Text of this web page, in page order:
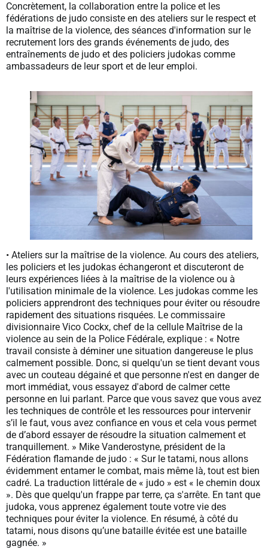
Concrètement, la collaboration entre la police et les
fédérations de judo consiste en des ateliers sur le respect et
la maîtrise de la violence, des séances d'information sur le
recrutement lors des grands événements de judo, des
entraînements de judo et des policiers judokas comme
ambassadeurs de leur sport et de leur emploi.
• Ateliers sur la maîtrise de la violence. Au cours des ateliers,
les policiers et les judokas échangeront et discuteront de
leurs expériences liées à la maîtrise de la violence ou à
l'utilisation minimale de la violence. Les judokas comme les
policiers apprendront des techniques pour éviter ou résoudre
rapidement des situations risquées. Le commissaire
divisionnaire Vico Cockx, chef de la cellule Maîtrise de la
violence au sein de la Police Fédérale, explique : « Notre
travail consiste à déminer une situation dangereuse le plus
calmement possible. Donc, si quelqu'un se tient devant vous
avec un couteau dégainé et que personne n'est en danger de
mort immédiat, vous essayez d'abord de calmer cette
personne en lui parlant. Parce que vous savez que vous avez
les techniques de contrôle et les ressources pour intervenir
s’il le faut, vous avez confiance en vous et cela vous permet
de d’abord essayer de résoudre la situation calmement et
tranquillement. » Mike Vanderostyne, président de la
Fédération flamande de judo : « Sur le tatami, nous allons
évidemment entamer le combat, mais même là, tout est bien
cadré. La traduction littérale de « judo » est « le chemin doux
». Dès que quelqu'un frappe par terre, ça s'arrête. En tant que
judoka, vous apprenez également toute votre vie des
techniques pour éviter la violence. En résumé, à côté du
tatami, nous disons qu’une bataille évitée est une bataille
gagnée. »